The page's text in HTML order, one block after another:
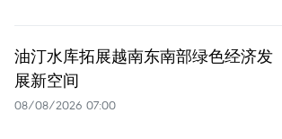
油汀水库拓展越南东南部绿色经济发
展新空间
08/08/2026 07:00